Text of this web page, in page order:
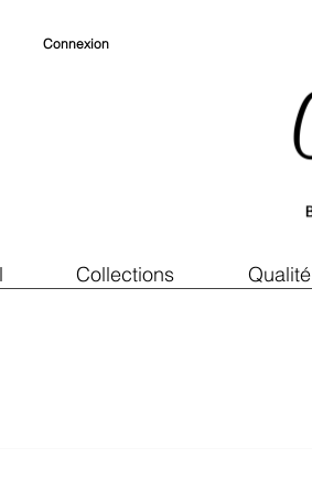
Collections Qualité
Connexion